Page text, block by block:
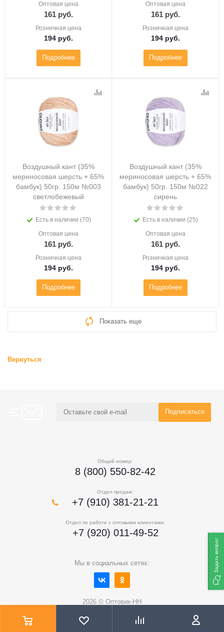
Оптовая цена
161руб.
Розничная цена
194руб.
Подробнее
Оптовая цена
161руб.
Розничная цена
194руб.
Подробнее
Воздушный кант (35%
мериносовая шерсть + 65%
бамбук) 50гр. 150м №003
светлобежевый
Есть в наличии (70)
Оптовая цена
161руб.
Розничная цена
194руб.
Подробнее
Воздушный кант (35%
мериносовая шерсть + 65%
бамбук) 50гр. 150м №022
сирень
Есть в наличии (25)
Оптовая цена
161руб.
Розничная цена
194руб.
Подробнее
Показать еще
Вернуться
Общий номер:
8 (800) 550-82-42
Отдел продаж:
+7 (910) 381-21-21
Отдел по работе с оптовыми клиентами:
+7 (920) 011-49-52
Мы в социальных сетях:
2026 © Оптовик-НН
Цены на сайте не являются публичной офертой и носят
Задать вопрос